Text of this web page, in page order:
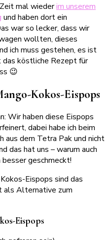
mal wiederim unserem
und haben dort ein
war so lecker, dass wir
wollten, dieses
ich muss gestehen, es ist
das köstliche Rezept für
😉
Kokos-Eispops
Wir haben diese Eispops
dabei habe ich beim
aus dem Tetra Pak und nicht
das hat uns – warum auch
besser geschmeckt!
Eispops